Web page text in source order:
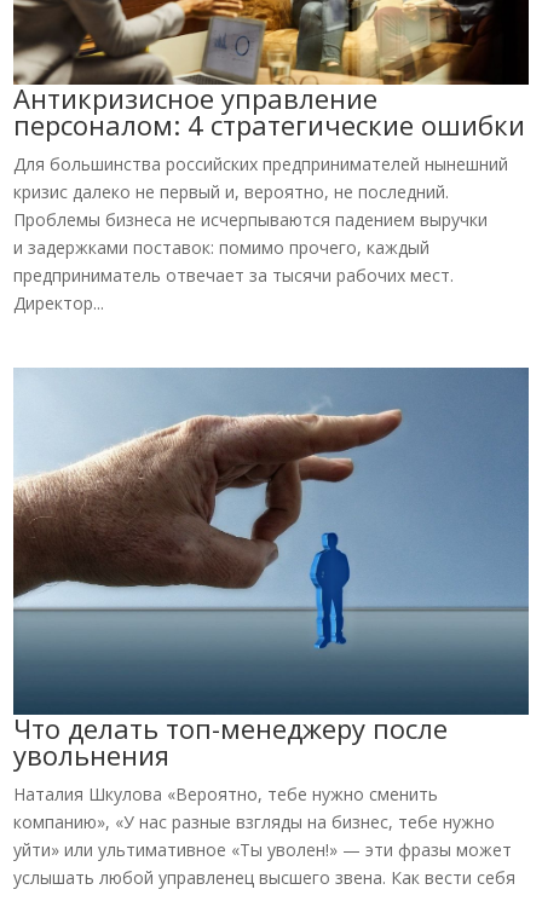
Антикризисное управление
персоналом: 4 стратегические ошибки
Для большинства российских предпринимателей нынешний
кризис далеко не первый и, вероятно, не последний.
Проблемы бизнеса не исчерпываются падением выручки
и задержками поставок: помимо прочего, каждый
предприниматель отвечает за тысячи рабочих мест.
Директор...
Что делать топ-менеджеру после
увольнения
Наталия Шкулова «Вероятно, тебе нужно сменить
компанию», «У нас разные взгляды на бизнес, тебе нужно
уйти» или ультимативное «Ты уволен!» — эти фразы может
услышать любой управленец высшего звена. Как вести себя